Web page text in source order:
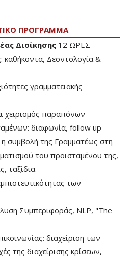
ΠΡΟΓΡΑΜΜΑ
Διοίκησης 12 ΩΡΕΣ
Δεοντολογία &
γραμματειακής
παραπόνων
διαφωνία, follow up
συμβολή της Γραμματέως στη
του προϊσταμένου της,
ταξίδια
των
Συμπεριφοράς, ΝLP, "The
διαχείριση των
της διαχείρισης κρίσεων,